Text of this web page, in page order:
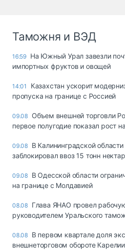
Таможня и ВЭД
16:59 На Южный Урал завезли
импортных фруктов и овощей
14:01
Казахстан ускорит
пропуска на границе с Россией
09.08 Объем внешней торговли
первое полугодие показал рост
09.08 В Калининградской
заблокировал ввоз 15 тонн
09.08 В Одесской области
на границе с Молдавией
08.08 Глава ЯНАО провел
руководителем Уральского
08.08 В первом квартале доля
внешнеторговом обороте